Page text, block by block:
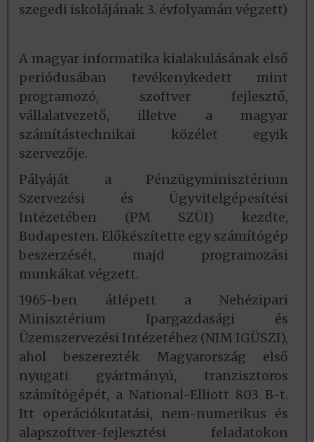
szegedi iskolájának 3. évfolyamán végzett)
A magyar informatika kialakulásának első
periódusában tevékenykedett mint
programozó, szoftver fejlesztő,
vállalatvezető, illetve a magyar
számítástechnikai közélet egyik
szervezője.
Pályáját a Pénzügyminisztérium
Szervezési és Ügyvitelgépesítési
Intézetében (PM SZÜI) kezdte,
Budapesten. Előkészítette egy számítógép
beszerzését, majd programozási
munkákat végzett.
1965-ben átlépett a Nehézipari
Minisztérium Ipargazdasági és
Üzemszervezési Intézetéhez (NIM IGÜSZI),
ahol beszerezték Magyarország első
nyugati gyártmányú, tranzisztoros
számítógépét, a National-Elliott 803 B-t.
Itt operációkutatási, nem-numerikus és
alapszoftver-fejlesztési feladatokon